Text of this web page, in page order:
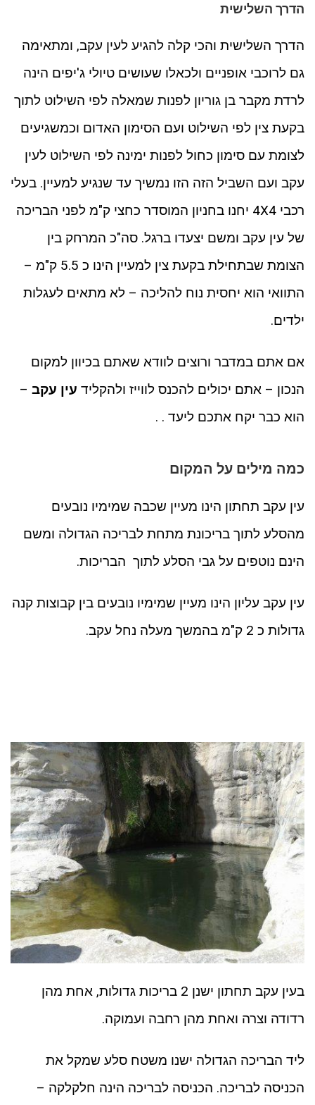
הדרך השלישית
הדרך השלישית והכי קלה להגיע לעין עקב, ומתאימה
גם לרוכבי אופניים ולכאלו שעושים טיולי ג'יפים הינה
לרדת מקבר בן גוריון לפנות שמאלה לפי השילוט לתוך
בקעת צין לפי השילוט ועם הסימון האדום וכמשגיעים
לצומת עם סימון כחול לפנות ימינה לפי השילוט לעין
עקב ועם השביל הזה הזו נמשיך עד שנגיע למעיין. בעלי
רכבי 4X4 יחנו בחניון המוסדר כחצי ק"מ לפני הבריכה
של עין עקב ומשם יצעדו ברגל. סה"כ המרחק בין
הצומת שבתחילת בקעת צין למעיין הינו כ 5.5 ק"מ –
התוואי הוא יחסית נוח להליכה – לא מתאים לעגלות
ילדים.
אם אתם במדבר ורוצים לוודא שאתם בכיוון למקום
הנכון – אתם יכולים להכנס לווייז ולהקליד עין עקב –
הוא כבר יקח אתכם ליעד . .
כמה מילים על המקום
עין עקב תחתון הינו מעיין שכבה שמימיו נובעים
מהסלע לתוך בריכונת מתחת לבריכה הגדולה ומשם
הינם נוטפים על גבי הסלע לתוך הבריכות.
עין עקב עליון הינו מעיין שמימיו נובעים בין קבוצות קנה
גדולות כ 2 ק"מ בהמשך מעלה נחל עקב.
בעין עקב תחתון ישנן 2 בריכות גדולות, אחת מהן
רדודה וצרה ואחת מהן רחבה ועמוקה.
ליד הבריכה הגדולה ישנו משטח סלע שמקל את
הכניסה לבריכה. הכניסה לבריכה הינה חלקלקה –